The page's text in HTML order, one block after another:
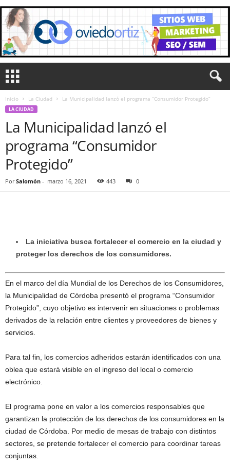
Inicio La Ciudad La Municipalidad lanzó el programa “Consumidor Protegido”
LA CIUDAD
La Municipalidad lanzó el
programa “Consumidor
Protegido”
Por Salomón - marzo 16, 2021 443 0
La iniciativa busca fortalecer el comercio en la ciudad y
proteger los derechos de los consumidores.
En el marco del día Mundial de los Derechos de los Consumidores,
la Municipalidad de Córdoba presentó el programa “Consumidor
Protegido”, cuyo objetivo es intervenir en situaciones o problemas
derivados de la relación entre clientes y proveedores de bienes y
servicios.
Para tal fin, los comercios adheridos estarán identificados con una
oblea que estará visible en el ingreso del local o comercio
electrónico.
El programa pone en valor a los comercios responsables que
garantizan la protección de los derechos de los consumidores en la
ciudad de Córdoba. Por medio de mesas de trabajo con distintos
sectores, se pretende fortalecer el comercio para coordinar tareas
conjuntas.